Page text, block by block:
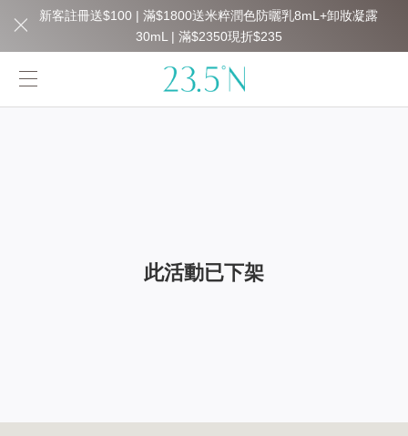
此活動已下架
新客註冊送$100 | 滿$1800送米粹潤色防曬乳8mL+卸妝凝露
30mL | 滿$2350現折$235